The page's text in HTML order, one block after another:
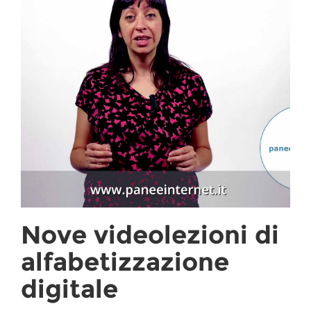
Nove videolezioni di
alfabetizzazione
digitale